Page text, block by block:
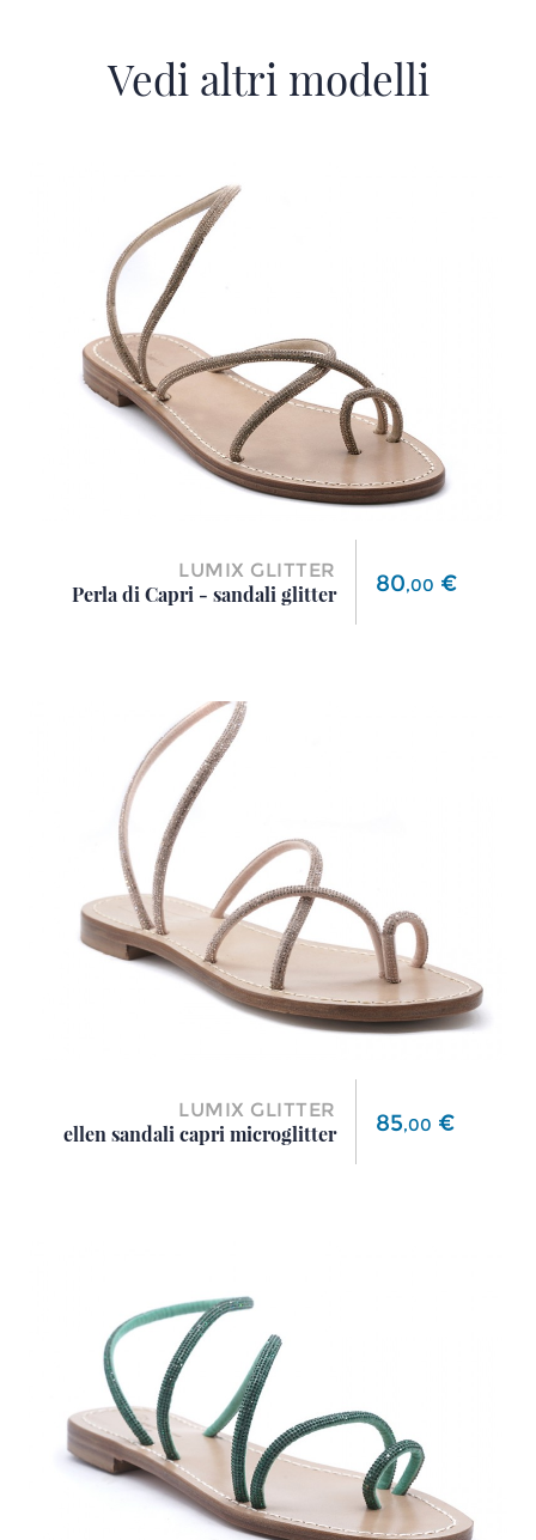
Vedi altri modelli
LUMIX GLITTER
Perla di Capri - sandali glitter
Prezzo
80,00 €
LUMIX GLITTER
ellen sandali capri microglitter
Prezzo
85,00 €